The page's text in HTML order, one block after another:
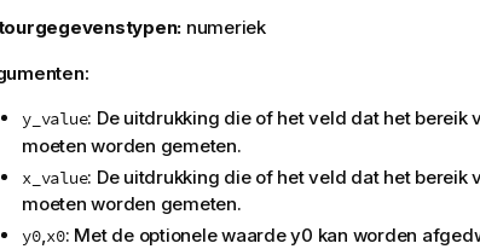
numeriek
y_value: De uitdrukking die of het veld dat het bereik
moeten worden gemeten.
x_value: De uitdrukking die of het veld dat het bereik
moeten worden gemeten.
y0,x0: Met de optionele waardey0 kan worden